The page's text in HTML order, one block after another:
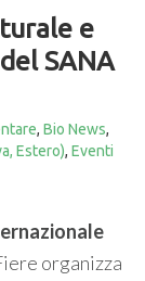
e
SANA
, Bio News,
Estero), Eventi
organizza